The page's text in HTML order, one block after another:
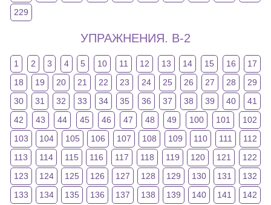
229
УПРАЖНЕНИЯ. В-2
1 2 3 4 5 10 11 12 13 14 15 16
17
18
19 20 21 22 23 24 25 26 27 28
29
30
31 32 33 34 35 36 37 38 39 40
41
42
43 44 45 46 47 48 49 100 101
102
103
104 105 106 107 108 109 110 111
112
113
114 115 116 117 118 119 120 121
122
123
124 125 126 127 128 129 130 131
132
133
134 135 136 137 138 139 140 141
142